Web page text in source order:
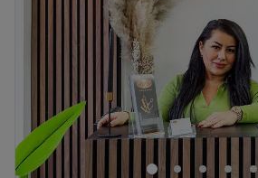
Das Haarstudio Madlon Persicke in
steht für professionelle Beratung,
individuelle Farbkonzepte. In stilvoller
Wohlfühlatmosphäre mit viel